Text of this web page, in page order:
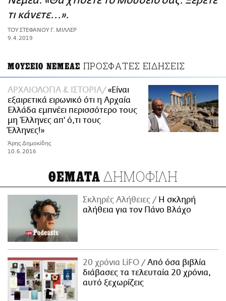
ΑΜΠΑ
PRINT
τι κάνετε...».
ΤΟΥ ΣΤΕΦΑΝΟΥ Γ. ΜΙΛΛΕΡ
9.4.2019
ΜΟΥΣΕΙΟ ΝΕΜΕΑΣ ΠΡΟΣΦΑΤΕΣ ΕΙΔΗΣΕΙΣ
ΑΡΧΑΙΟΛΟΓΙΑ & ΙΣΤΟΡΙΑ
«Είναι
εξαιρετικά ειρωνικό ότι η Αρχαία
Ελλάδα εμπνέει περισσότερο τους
μη Έλληνες απ' ό,τι τους
Έλληνες!»
Άρης Δημοκίδης
10.6.2016
ΘΕΜΑΤΑ ΔΗΜΟΦΙΛΗ
Σκληρές Αλήθειες
H σκληρή
αλήθεια για τον Πάνο Βλάχο
20 χρόνια LiFO
Από όσα βιβλία
διάβασες τα τελευταία 20 χρόνια,
αυτό ξεχωρίζεις